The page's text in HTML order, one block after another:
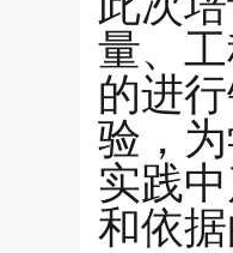
量、
的进
验，
实践
和依